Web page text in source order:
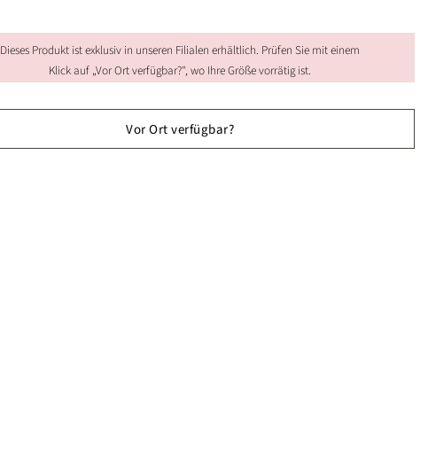
Dieses Produkt ist exklusiv in unseren Filialen erhältlich. Prüfen Sie mit einem
Klick auf „Vor Ort verfügbar?", wo Ihre Größe vorrätig ist.
Vor Ort verfügbar?